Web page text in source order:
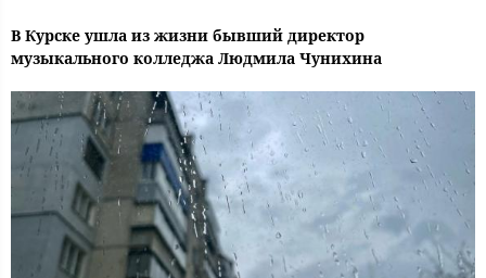
В Курске ушла из жизни бывший директор
музыкального колледжа Людмила Чунихина